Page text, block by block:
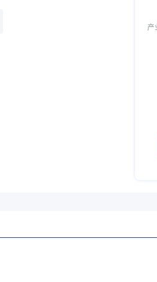
、口径mm72.9,罐高mm104
产